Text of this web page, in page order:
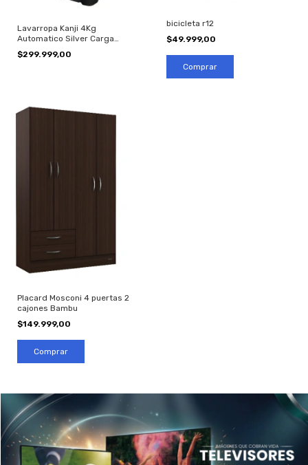
Lavarropa Kanji 4Kg
Automatico Silver Carga
Superior
$299.999,00
bicicleta r12
$49.999,00
Placard Mosconi 4 puertas 2
cajones Bambu
$149.999,00